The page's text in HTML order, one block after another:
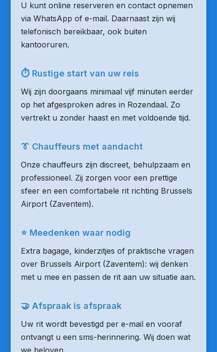
U kunt online reserveren en contact opnemen
via WhatsApp of e-mail. Daarnaast zijn wij
telefonisch bereikbaar, ook buiten
kantooruren.
⏱ Rustige start van uw reis
Wij zijn doorgaans minimaal vijf minuten eerder
op het afgesproken adres in Rozendaal. Zo
vertrekt u zonder haast en met voldoende tijd.
👔 Chauffeurs met aandacht
Onze chauffeurs zijn discreet, behulpzaam en
professioneel. Zij zorgen voor een prettige
sfeer en een comfortabele rit richting Brussels
Airport (Zaventem).
⭐ Meedenken waar nodig
Extra bagage, kinderzitjes of praktische vragen
over Brussels Airport (Zaventem): wij denken
met u mee en passen de rit aan uw situatie aan.
🤝 Afspraak is afspraak
Uw rit wordt bevestigd per e-mail en vooraf
ontvangt u een sms-herinnering. Wij doen wat
we beloven.